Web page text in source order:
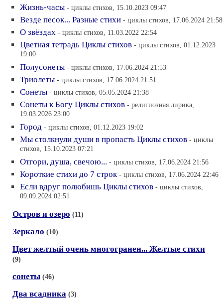
Жизнь-часы - циклы стихов, 15.10.2023 09:47
Везде песок... Разные стихи - циклы стихов, 17.06.2024 21:58
О звёздах - циклы стихов, 11.03.2022 22:54
Цветная тетрадь Циклы стихов - циклы стихов, 01.12.2023
19:00
Полусонеты - циклы стихов, 17.06.2024 21:53
Триолеты - циклы стихов, 17.06.2024 21:51
Сонеты - циклы стихов, 05.05.2024 21:38
Сонеты к Богу Циклы стихов - религиозная лирика,
19.03.2026 23:00
Город - циклы стихов, 01.12.2023 19:02
Мы столкнули души в пропасть Циклы стихов - циклы
стихов, 15.10.2023 07:21
Отгори, душа, свечою... - циклы стихов, 17.06.2024 21:56
Короткие стихи до 7 строк - циклы стихов, 17.06.2024 22:46
Если вдруг полюбишь Циклы стихов - циклы стихов,
09.09.2024 02:51
Остров и озеро (11)
Зеркало (10)
Цвет желтый очень многогранен... Желтые стихи
(9)
сонеты (46)
Два всадника (3)